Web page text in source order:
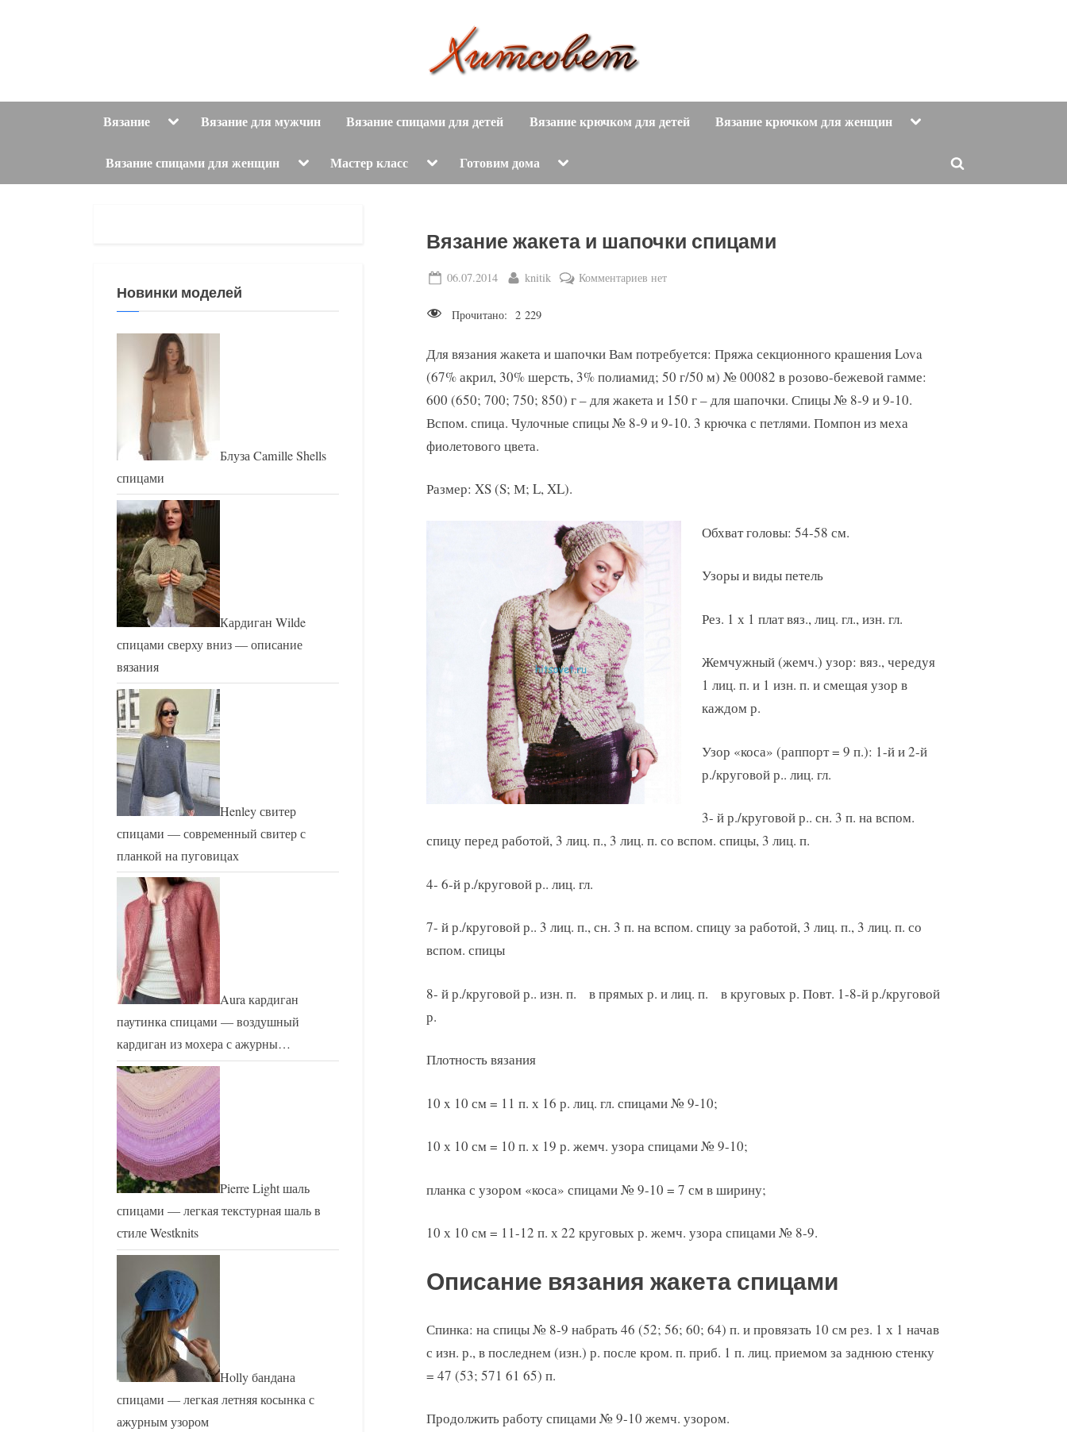
и
т
о
в
е
вязание
с
описанием
и
Вязание ToggleВязание для мужчин Вязание спицами для детей Вязание крючком для детей Вязание крючком для женщин Toggle
Вязание спицами для женщин Toggle
menu
Мастер класс Toggle
menu
Готовим дома Toggle
menu
Toggle
Вязание жакета и шапочки спицами
Posted
06.07.2014 By
knitik Комментариев к
и
шапочки
спицами
нет
Прочитано: 2 229
Для вязания жакета и шапочки Вам потребуется: Пряжа секционного крашения Lova
(67% акрил, 30% шерсть, 3% полиамид; 50 г/50 м) № 00082 в розово-бежевой гамме:
600 (650; 700; 750; 850) г – для жакета и 150 г – для шапочки. Спицы № 8-9 и 9-10.
Вспом. спица. Чулочные спицы № 8-9 и 9-10. 3 крючка с петлями. Помпон из меха
фиолетового цвета.
Размер: XS (S; М; L, XL).
Обхват головы: 54-58 см.
Узоры и виды петель
Рез. 1 х 1 плат вяз., лиц. гл., изн. гл.
Жемчужный (жемч.) узор: вяз., чередуя
1 лиц. п. и 1 изн. п. и смещая узор в
каждом р.
Узор «коса» (раппорт = 9 п.): 1-й и 2-й
р./круговой р.. лиц. гл.
3- й р./круговой р.. сн. 3 п. на вспом.
спицу перед работой, 3 лиц. п., 3 лиц. п. со вспом. спицы, 3 лиц. п.
4- 6-й р./круговой р.. лиц. гл.
7- й р./круговой р.. 3 лиц. п., сн. 3 п. на вспом. спицу за работой, 3 лиц. п., 3 лиц. п. со
вспом. спицы
8- й р./круговой р.. изн. п. в прямых р. и лиц. п. в круговых р. Повт. 1-8-й р./круговой
р.
Плотность вязания
10 x 10 см = 11 п. х 16 р. лиц. гл. спицами № 9-10;
10 х 10 см = 10 п. х 19 р. жемч. узора спицами № 9-10;
планка с узором «коса» спицами № 9-10 = 7 см в ширину;
10 х 10 см = 11-12 п. х 22 круговых р. жемч. узора спицами № 8-9.
Описание вязания жакета спицами
Спинка: на спицы № 8-9 набрать 46 (52; 56; 60; 64) п. и провязать 10 см рез. 1 х 1 начав
с изн. р., в последнем (изн.) р. после кром. п. приб. 1 п. лиц. приемом за заднюю стенку
= 47 (53; 571 61 65) п.
Продолжить работу спицами № 9-10 жемч. узором.
Новинки моделей
Блуза Camille Shells
спицами
Кардиган Wilde
спицами сверху вниз — описание
вязания
Henley свитер
спицами — современный свитер с
планкой на пуговицах
Aura кардиган
паутинка спицами — воздушный
кардиган из мохера с ажурны…
Pierre Light шаль
спицами — легкая текстурная шаль в
стиле Westknits
Holly бандана
спицами — легкая летняя косынка с
ажурным узором